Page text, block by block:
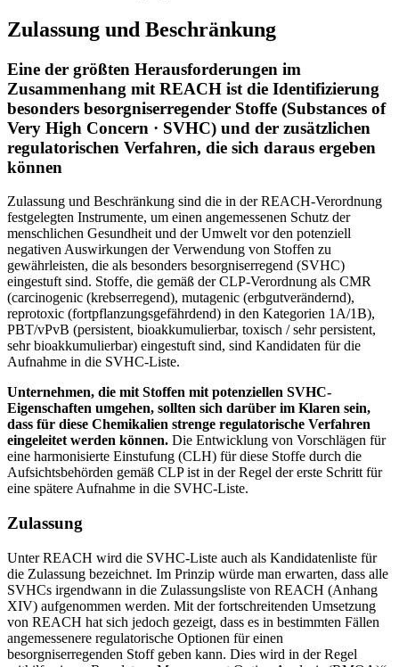
Zulassung und Beschränkung
Eine der größten Herausforderungen im
Zusammenhang mit REACH ist die Identifizierung
besonders besorgniserregender Stoffe (Substances of
Very High Concern · SVHC) und der zusätzlichen
regulatorischen Verfahren, die sich daraus ergeben
können
Zulassung und Beschränkung sind die in der REACH-Verordnung
festgelegten Instrumente, um einen angemessenen Schutz der
menschlichen Gesundheit und der Umwelt vor den potenziell
negativen Auswirkungen der Verwendung von Stoffen zu
gewährleisten, die als besonders besorgniserregend (SVHC)
eingestuft sind. Stoffe, die gemäß der CLP-Verordnung als CMR
(carcinogenic (krebserregend), mutagenic (erbgutverändernd),
reprotoxic (fortpflanzungsgefährdend) in den Kategorien 1A/1B),
PBT/vPvB (persistent, bioakkumulierbar, toxisch / sehr persistent,
sehr bioakkumulierbar) eingestuft sind, sind Kandidaten für die
Aufnahme in die SVHC-Liste.
Unternehmen, die mit Stoffen mit potenziellen SVHC-
Eigenschaften umgehen, sollten sich darüber im Klaren sein,
dass für diese Chemikalien strenge regulatorische Verfahren
eingeleitet werden können. Die Entwicklung von Vorschlägen für
eine harmonisierte Einstufung (CLH) für diese Stoffe durch die
Aufsichtsbehörden gemäß CLP ist in der Regel der erste Schritt für
eine spätere Aufnahme in die SVHC-Liste.
Zulassung
Unter REACH wird die SVHC-Liste auch als Kandidatenliste für
die Zulassung bezeichnet. Im Prinzip würde man erwarten, dass alle
SVHCs irgendwann in die Zulassungsliste von REACH (Anhang
XIV) aufgenommen werden. Mit der fortschreitenden Umsetzung
von REACH hat sich jedoch gezeigt, dass es in bestimmten Fällen
angemessenere regulatorische Optionen für einen
besorgniserregenden Stoff geben kann. Dies wird in der Regel